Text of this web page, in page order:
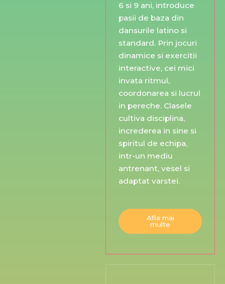
6 si 9 ani, introduce
pasii de baza din
dansurile latino si
standard. Prin jocuri
dinamice si exercitii
interactive, cei mici
invata ritmul,
coordonarea si lucrul
in pereche. Clasele
cultiva disciplina,
increderea in sine si
spiritul de echipa,
intr-un mediu
antrenant, vesel si
adaptat varstei.
Afla mai
multe